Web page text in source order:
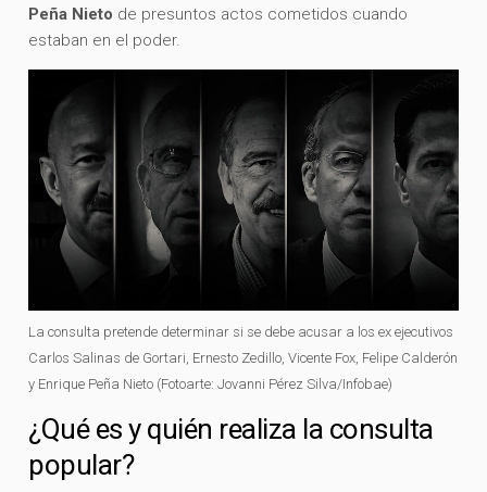
Peña Nieto de presuntos actos cometidos cuando
estaban en el poder.
La consulta pretende determinar si se debe acusar a los ex ejecutivos
Carlos Salinas de Gortari, Ernesto Zedillo, Vicente Fox, Felipe Calderón
y Enrique Peña Nieto (Fotoarte: Jovanni Pérez Silva/Infobae)
¿Qué es y quién realiza la consulta
popular?